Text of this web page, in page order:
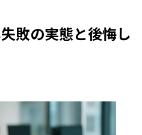
敗の実態と後悔し
き
とめ